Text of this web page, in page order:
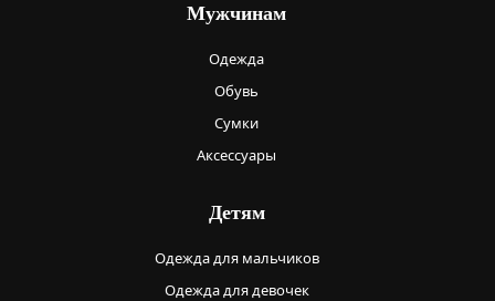
Мужчинам
Одежда
Обувь
Сумки
Аксессуары
Детям
Одежда для мальчиков
Одежда для девочек